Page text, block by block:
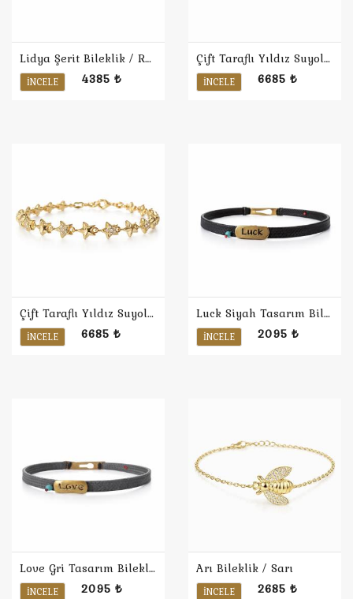
Lidya Şerit Bileklik / Rose
İNCELE 4385 ₺
Çift Taraflı Yıldız Suyolu Bileklik / Rose
İNCELE 6685 ₺
Çift Taraflı Yıldız Suyolu Bileklik
İNCELE 6685 ₺
Luck Siyah Tasarım Bileklik
İNCELE 2095 ₺
Love Gri Tasarım Bileklik
İNCELE 2095 ₺
Arı Bileklik / Sarı
İNCELE 2685 ₺